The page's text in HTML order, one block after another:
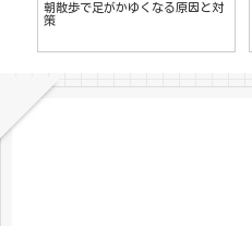
朝散歩で足がかゆくなる原因と対
策